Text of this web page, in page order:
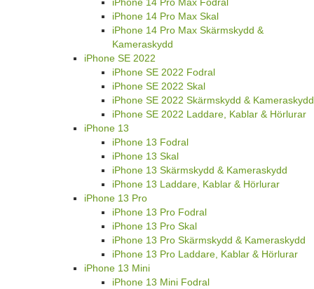
iPhone 14 Pro Max Fodral
iPhone 14 Pro Max Skal
iPhone 14 Pro Max Skärmskydd &
Kameraskydd
iPhone SE 2022
iPhone SE 2022 Fodral
iPhone SE 2022 Skal
iPhone SE 2022 Skärmskydd & Kameraskydd
iPhone SE 2022 Laddare, Kablar & Hörlurar
iPhone 13
iPhone 13 Fodral
iPhone 13 Skal
iPhone 13 Skärmskydd & Kameraskydd
iPhone 13 Laddare, Kablar & Hörlurar
iPhone 13 Pro
iPhone 13 Pro Fodral
iPhone 13 Pro Skal
iPhone 13 Pro Skärmskydd & Kameraskydd
iPhone 13 Pro Laddare, Kablar & Hörlurar
iPhone 13 Mini
iPhone 13 Mini Fodral